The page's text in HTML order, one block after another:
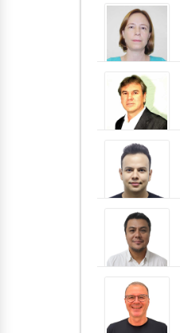
Docente há 22 anos
Docente há 12 anos
Docente há 19 anos
Docente há 3 anos
Docente há 11 anos